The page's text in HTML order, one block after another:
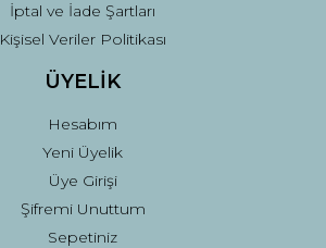
İptal ve İade Şartları
Kişisel Veriler Politikası
ÜYELİK
Hesabım
Yeni Üyelik
Üye Girişi
Şifremi Unuttum
Sepetiniz